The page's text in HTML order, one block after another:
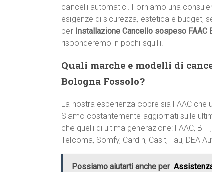
cancelli automatici. Forniamo una
esigenze di sicurezza, estetica e budget,
per Installazione Cancello sospeso FAAC
risponderemo in pochi squilli!
Quali marche e modelli di
Bologna Fossolo?
La nostra esperienza copre sia FAAC
Siamo costantemente aggiornati sulle
che quelli di ultima generazione: FAAC,
Telcoma, Somfy, Cardin, Casit, Tau, DEA
Possiamo aiutarti anche per